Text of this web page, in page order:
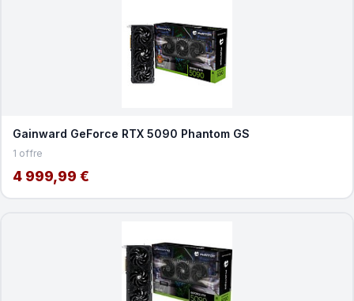
Gainward GeForce RTX 5090 Phantom GS
1 offre
4 999,99 €